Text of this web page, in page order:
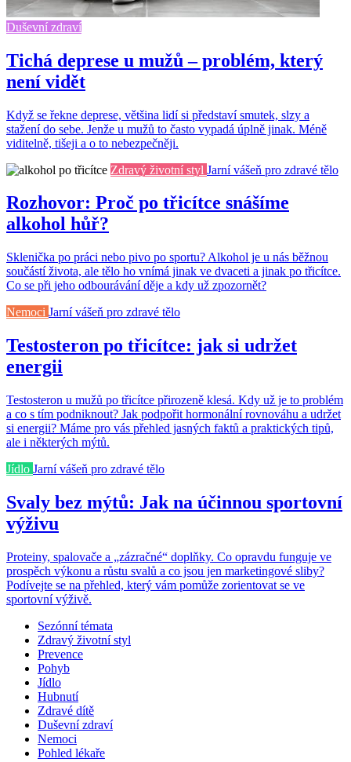
Duševní zdraví
Tichá deprese u mužů – problém, který
není vidět
Když se řekne deprese, většina lidí si představí smutek, slzy a
stažení do sebe. Jenže u mužů to často vypadá úplně jinak. Méně
viditelně, tišeji a o to nebezpečněji.
Zdravý životní styl Jarní vášeň pro zdravé tělo
Rozhovor: Proč po třicítce snášíme
alkohol hůř?
Sklenička po práci nebo pivo po sportu? Alkohol je u nás běžnou
součástí života, ale tělo ho vnímá jinak ve dvaceti a jinak po třicítce.
Co se při jeho odbourávání děje a kdy už zpozornět?
Nemoci Jarní vášeň pro zdravé tělo
Testosteron po třicítce: jak si udržet
energii
Testosteron u mužů po třicítce přirozeně klesá. Kdy už je to problém
a co s tím podniknout? Jak podpořit hormonální rovnováhu a udržet
si energii? Máme pro vás přehled jasných faktů a praktických tipů,
ale i některých mýtů.
Jídlo Jarní vášeň pro zdravé tělo
Svaly bez mýtů: Jak na účinnou sportovní
výživu
Proteiny, spalovače a „zázračné“ doplňky. Co opravdu funguje ve
prospěch výkonu a růstu svalů a co jsou jen marketingové sliby?
Podívejte se na přehled, který vám pomůže zorientovat se ve
sportovní výživě.
Sezónní témata
Zdravý životní styl
Prevence
Pohyb
Jídlo
Hubnutí
Zdravé dítě
Duševní zdraví
Nemoci
Pohled lékaře